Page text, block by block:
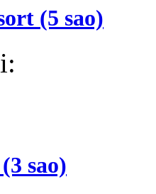
(5 sao)
sao)